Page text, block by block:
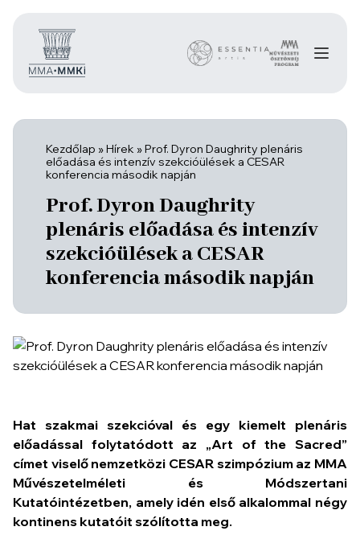
Kezdőlap »Hírek »Prof. Dyron Daughrity plenáris
előadása és intenzív szekcióülések a CESAR
konferencia második napján
Prof. Dyron Daughrity
plenáris előadása és intenzív
szekcióülések a CESAR
konferencia második napján
Hat szakmai szekcióval és egy kiemelt plenáris
előadással folytatódott az „Art of the Sacred”
címet viselő nemzetközi CESAR szimpózium az MMA
Művészetelméleti és Módszertani
Kutatóintézetben, amely idén első alkalommal négy
kontinens kutatóit szólította meg.